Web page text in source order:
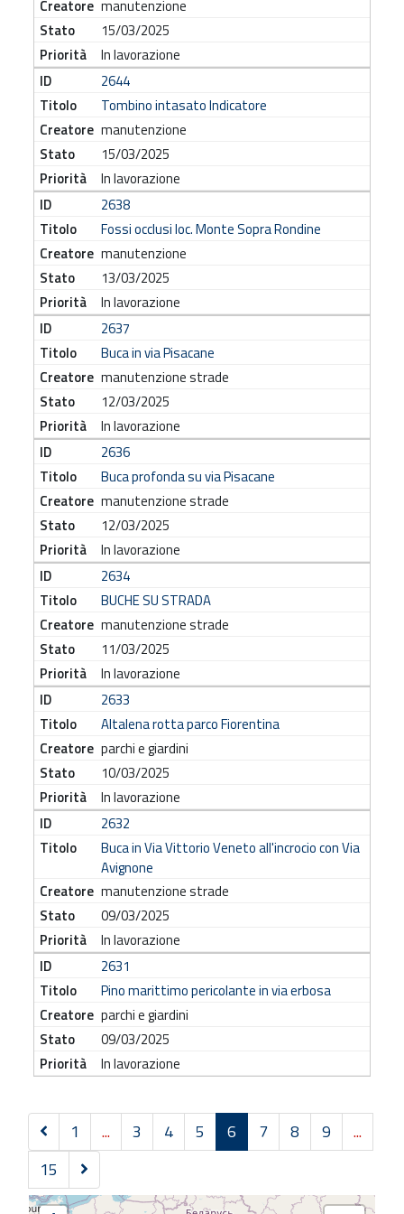
manutenzione
15/03/2025
In lavorazione
2644
Tombino intasato Indicatore
manutenzione
15/03/2025
In lavorazione
2638
Fossi occlusi loc. Monte Sopra Rondine
manutenzione
13/03/2025
In lavorazione
2637
Buca in via Pisacane
manutenzione strade
12/03/2025
In lavorazione
2636
Buca profonda su via Pisacane
manutenzione strade
12/03/2025
In lavorazione
2634
BUCHE SU STRADA
manutenzione strade
11/03/2025
In lavorazione
2633
Altalena rotta parco Fiorentina
parchi e giardini
10/03/2025
In lavorazione
2632
Buca in Via Vittorio Veneto all'incrocio con Via
Avignone
manutenzione strade
09/03/2025
In lavorazione
2631
Pino marittimo pericolante in via erbosa
parchi e giardini
09/03/2025
In lavorazione
P
r
e
1 ... 3 4 5 6 7 8 9
...
15
S
u